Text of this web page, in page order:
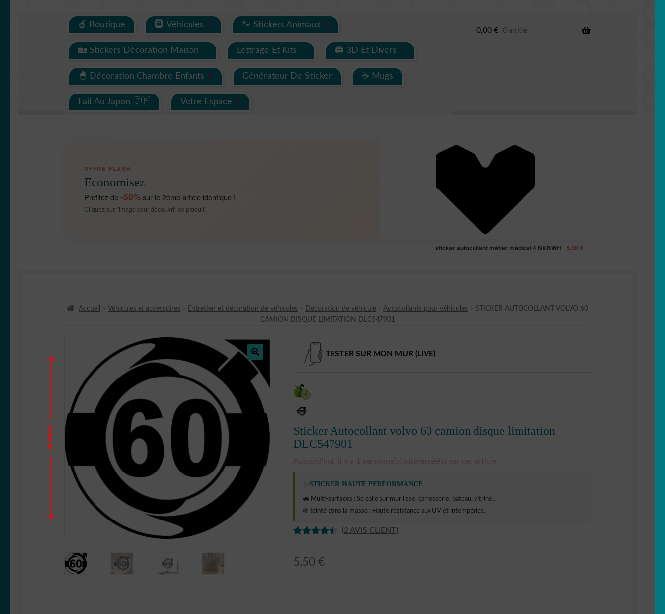
🍏 Boutique 🛞 Véhicules 🐾 Stickers Animaux
🏡 Stickers Décoration Maison Lettrage Et Kits 🖨 3D Et Divers
🐣 Décoration Chambre Enfants Générateur De Sticker ☕ Mugs
Fait Au Japon 🇯🇵 Votre Espace
0,00 € 0 article
OFFRE FLASH
Economisez
Profitez de-50% sur le 2ème article identique !
Cliquez sur l'image pour découvrir ce produit.
sticker autocollant métier médical 4 NKBWH 5,50 €
Accueil Véhicules et accessoires Entretien et décoration de véhicules Décoration de véhicule Autocollants pour véhicules
STICKER AUTOCOLLANT VOLVO 60
CAMION DISQUE LIMITATION DLC547901
🔍
TESTER SUR MON MUR (LIVE)
Sticker Autocollant volvo 60 camion disque limitation
DLC547901
Aujourd'hui, il y a 1 personne(s) intéressée(s) par cet article.
STICKER HAUTE PERFORMANCE
🚗 Multi-surfaces : Se colle sur mur lisse, carrosserie, bateau, vitrine...
☀️ Teinté dans la masse : Haute résistance aux UV et intempéries.
BASÉ SUR
(2 AVIS CLIENT)
5,50 €
HAUTEUR